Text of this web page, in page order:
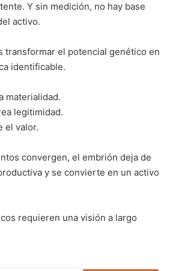
Y sin medición, no hay base
activo.
transformar el potencial genético en
identificable.
materialidad.
legitimidad.
el valor.
convergen, el embrión deja de
y se convierte en un activo
requieren una visión a largo